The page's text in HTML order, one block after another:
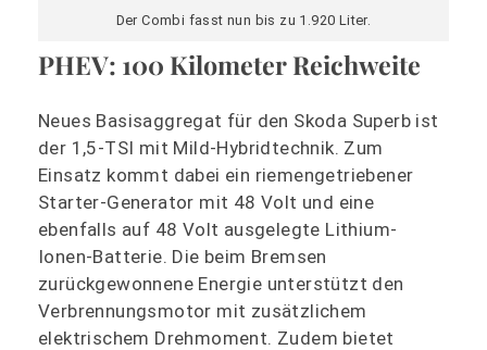
Der Combi fasst nun bis zu 1.920 Liter.
PHEV: 100 Kilometer Reichweite
Neues Basisaggregat für den Skoda Superb ist
der 1,5-TSI mit Mild-Hybridtechnik. Zum
Einsatz kommt dabei ein riemengetriebener
Starter-Generator mit 48 Volt und eine
ebenfalls auf 48 Volt ausgelegte Lithium-
Ionen-Batterie. Die beim Bremsen
zurückgewonnene Energie unterstützt den
Verbrennungsmotor mit zusätzlichem
elektrischem Drehmoment. Zudem bietet